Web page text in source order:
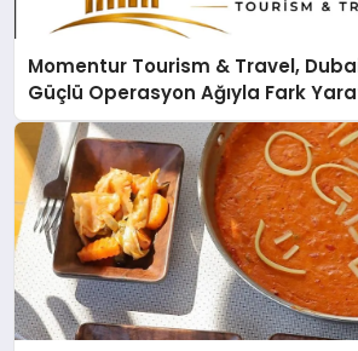
Momentur Tourism & Travel,
Güçlü Operasyon Ağıyla Fark